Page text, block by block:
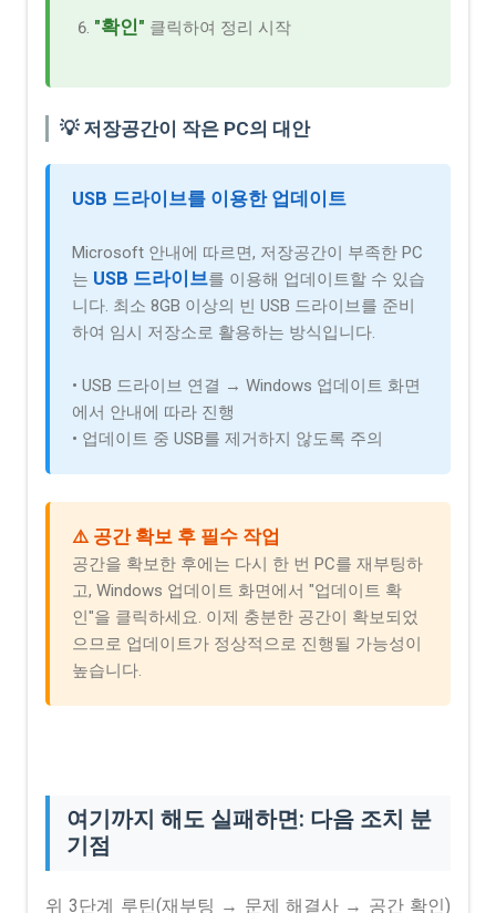
"확인" 클릭하여 정리 시작
💡 저장공간이 작은 PC의 대안
USB 드라이브를 이용한 업데이트
Microsoft 안내에 따르면, 저장공간이 부족한 PC
는 USB 드라이브를 이용해 업데이트할 수 있습
니다. 최소 8GB 이상의 빈 USB 드라이브를 준비
하여 임시 저장소로 활용하는 방식입니다.
• USB 드라이브 연결 → Windows 업데이트 화면
에서 안내에 따라 진행
• 업데이트 중 USB를 제거하지 않도록 주의
⚠️ 공간 확보 후 필수 작업
공간을 확보한 후에는 다시 한 번 PC를 재부팅하
고, Windows 업데이트 화면에서 "업데이트 확
인"을 클릭하세요. 이제 충분한 공간이 확보되었
으므로 업데이트가 정상적으로 진행될 가능성이
높습니다.
여기까지 해도 실패하면: 다음 조치 분
기점
위 3단계 루틴(재부팅 → 문제 해결사 → 공간 확인)